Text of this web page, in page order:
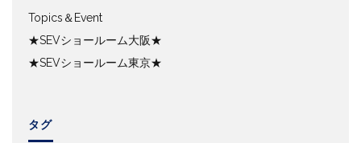
Topics＆Event
★SEVショールーム大阪★
★SEVショールーム東京★
タグ